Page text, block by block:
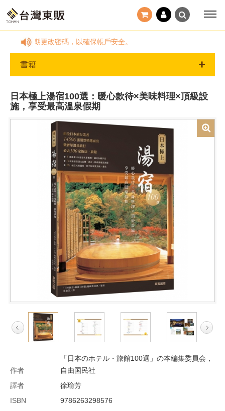
定期更改密碼，以確保帳戶安全。
書籍
日本極上湯宿100選：暖心款待×美味料理×頂級設
施，享受最高溫泉假期
作者
「日本のホテル・旅館100選」の本編集委員会，
自由国民社
譯者
徐瑜芳
ISBN
9786263298576